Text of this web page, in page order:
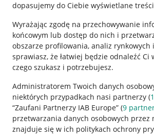
dopasujemy do Ciebie wyświetlane
Wyrażając zgodę na przechowywanie
końcowym lub dostęp do nich i
obszarze profilowania, analiz rynkowych
sprawiasz, że łatwiej będzie odnaleźć Ci
czego szukasz i potrzebujesz.
Administratorem Twoich danych
niektórych przypadkach nasi partnerzy (
“Zaufani Partnerzy IAB Europe” (9
przetwarzania danych osobowych przez
znajduje się w ich politykach ochrony
Przydatne informacje
Jak to działa
Napisz do nas
Allegro Gadane dla sprzedających